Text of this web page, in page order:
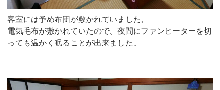
客室には予め布団が敷かれていました。
電気毛布が敷かれていたので、夜間にファンヒーターを切
っても温かく眠ることが出来ました。